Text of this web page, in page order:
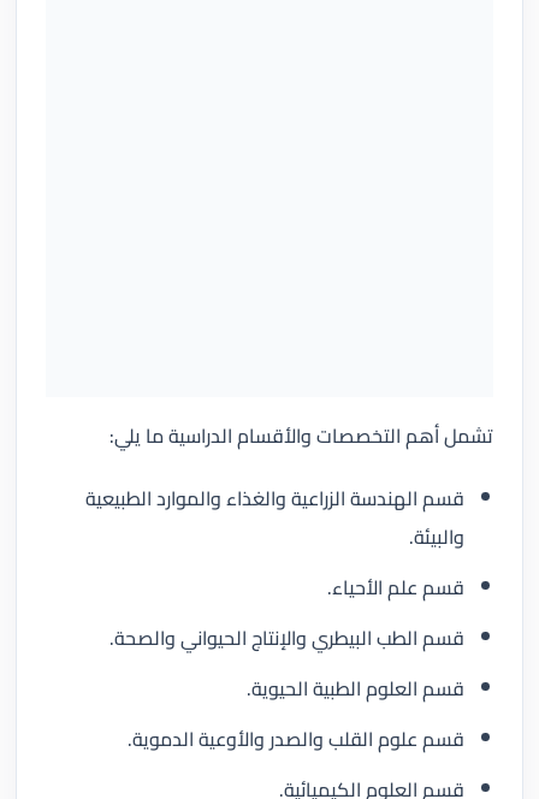
تشمل أهم التخصصات والأقسام الدراسية ما يلي:
قسم الهندسة الزراعية والغذاء والموارد الطبيعية
والبيئة.
قسم علم الأحياء.
قسم الطب البيطري والإنتاج الحيواني والصحة.
قسم العلوم الطبية الحيوية.
قسم علوم القلب والصدر والأوعية الدموية.
قسم العلوم الكيميائية.